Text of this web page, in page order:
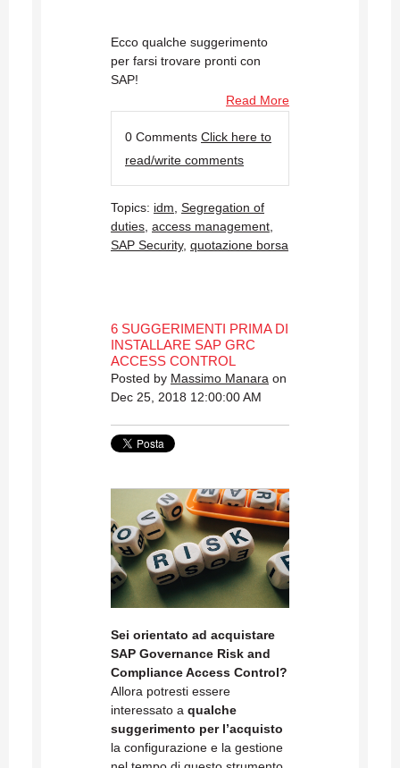
Ecco qualche suggerimento
per farsi trovare pronti con
SAP!
Read More
0 Comments Click here to
read/write comments
Topics: idm Segregation of
duties access management
SAP Security, quotazione borsa
6 SUGGERIMENTI PRIMA DI
INSTALLARE SAP GRC
ACCESS CONTROL
Posted by Massimo Manara on
Dec 25, 2018 12:00:00 AM
Sei orientato ad acquistare
SAP Governance Risk and
Compliance Access Control?
Allora potresti essere
interessato a qualche
suggerimento per l’acquisto
la configurazione e la gestione